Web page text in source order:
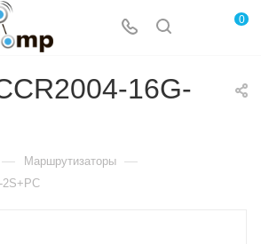
0
16G-
— Маршрутизаторы —
2S+PC